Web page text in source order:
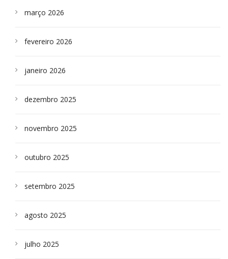
março 2026
fevereiro 2026
janeiro 2026
dezembro 2025
novembro 2025
outubro 2025
setembro 2025
agosto 2025
julho 2025